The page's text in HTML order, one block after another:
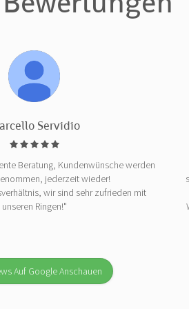
Servidio
Beratung, Kundenwünsche werden
jederzeit wieder!
wir sind sehr zufrieden mit
unseren Ringen!"
Auf Google Anschauen